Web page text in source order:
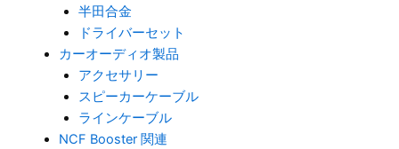
半田合金
ドライバーセット
カーオーディオ製品
アクセサリー
スピーカーケーブル
ラインケーブル
NCF Booster 関連